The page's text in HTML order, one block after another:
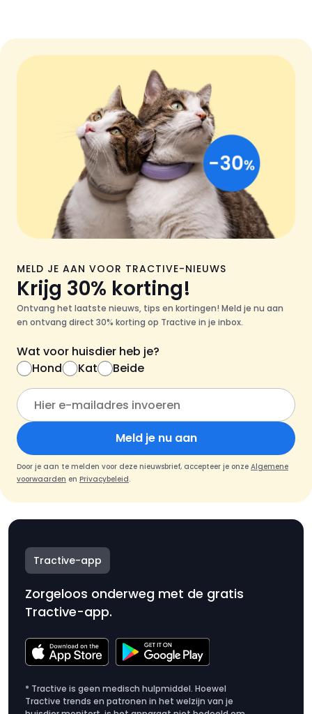
MELD JE AAN VOOR TRACTIVE-NIEUWS
Krijg 30% korting!
Ontvang het laatste nieuws, tips en kortingen! Meld je nu aan
en ontvang direct 30% korting op Tractive in je inbox.
Wat voor huisdier heb je?
Hond
Kat Beide
Meld je nu aan
Door je aan te melden voor deze nieuwsbrief, accepteer je onze Algemene
voorwaarden en Privacybeleid.
Tractive-app
Zorgeloos onderweg met de gratis
Tractive-app.
* Tractive is geen medisch hulpmiddel. Hoewel
Tractive trends en patronen in het welzijn van je